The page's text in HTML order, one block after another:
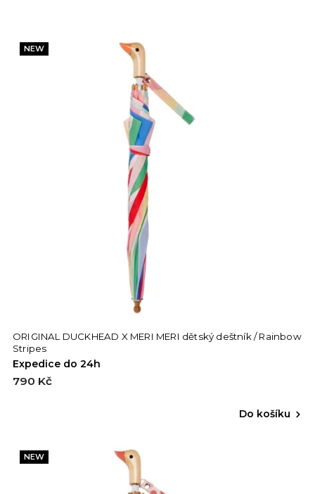
Nejprodávanější
NEW
ORIGINAL DUCKHEAD X MERI MERI dětský deštník / Rainbow
Stripes
Expedice do 24h
790 Kč
Do košíku
NEW